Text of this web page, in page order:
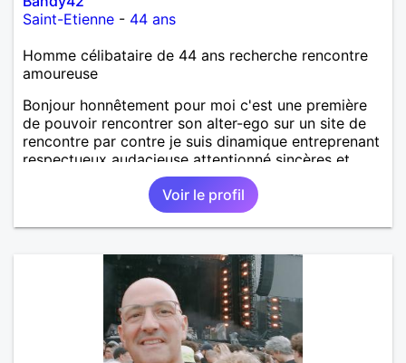
Saint-Etienne - 44 ans
Homme célibataire de 44 ans recherche rencontre
amoureuse
Bonjour honnêtement pour moi c'est une première
de pouvoir rencontrer son alter-ego sur un site de
rencontre par contre je suis dinamique entreprenant
respectueux audacieuse attentionné sincères et
expressif et j' aime surtout les câlins et à les
partager avec humour et amour bisous à+ à bientôt
Voir le profil